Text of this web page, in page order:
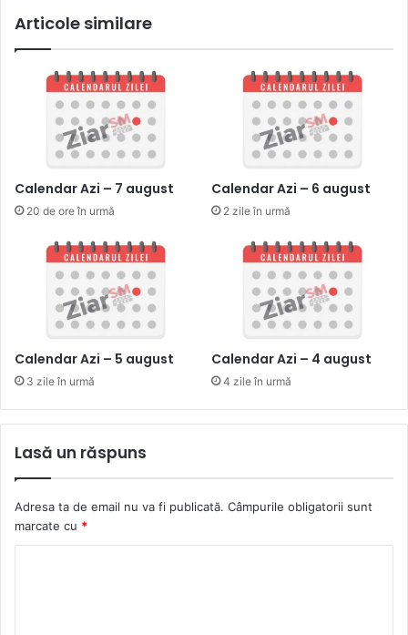
Articole similare
Calendar Azi – 7 august
20 de ore în urmă
Calendar Azi – 6 august
2 zile în urmă
Calendar Azi – 5 august
3 zile în urmă
Calendar Azi – 4 august
4 zile în urmă
Lasă un răspuns
Adresa ta de email nu va fi publicată. Câmpurile obligatorii sunt
marcate cu *